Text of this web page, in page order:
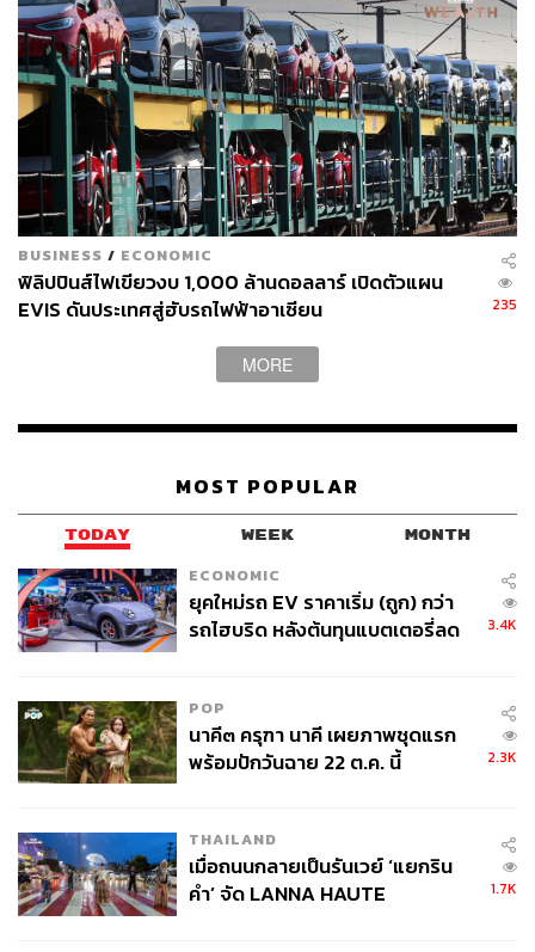
และแม้ว่าบริษัทจะมีแผนส่งมอบรถบรรทุกกึ่งพ่วงไฟฟ้าของ
ตนอย่าง Semi ในเดือนนี้ แต่ผลิตภัณฑ์ตัวต่อไปที่สำคัญกว่า
คือ Cybertruck รถปิกอัพในเวอร์ชันของมัสก์ตอนปี 2023
อ้างอิง:
https://www.forbes.com/sites/alanohnsman/2022/12/
02/elon-musks-twitter-antics-are-tarnishing-teslajust-
as-its-ev-rivals-are-catching-up/
ผ่านแอปพลิเคชันต่างๆ ที่คุณสะดวกหรือใช้งานอยู่แล้วได้เลย
TAGS: Tesla Twitter
Elon Musk
รถยนต์ไฟฟ้า - Electric Vehicle
ตลาดรถยนต์ไฟฟ้า
กิจการยานยนต์ไฟฟ้า (EV)
ABOUT THE AUTHOR
อรุณ เหล่าสิล
BUSINESS / ECONOMIC
ฟิลิปปินส์ไฟเขียวงบ 1,000 ล้านดอลลาร์ เปิดตัวแผน
EVIS ดันประเทศสู่ฮับรถไฟฟ้าอาเซียน
235
MORE
MOST POPULAR
TODAY WEEK MONTH
ECONOMIC
ยุคใหม่รถ EV ราคาเริ่ม (ถูก) กว่า
รถไฮบริด หลังต้นทุนแบตเตอรี่ลด
3.4K
POP
นาคี๓ ครุฑา นาคี เผยภาพชุดแรก
พร้อมปักวันฉาย 22 ต.ค. นี้
2.3K
THAILAND
เมื่อถนนกลายเป็นรันเวย์ ‘แยกริน
คำ’ จัด LANNA HAUTE
1.7K